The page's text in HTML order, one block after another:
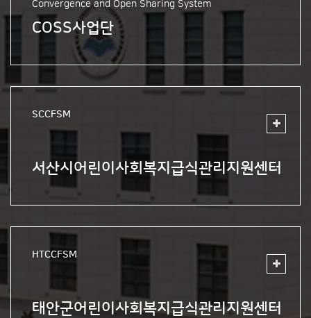
Convergence and Open Sharing System
COSS사업단
SCCFSM
서산시어린이사회복지급식관리지원센터
HTCCFSM
태안군어린이사회복지급식관리지원센터